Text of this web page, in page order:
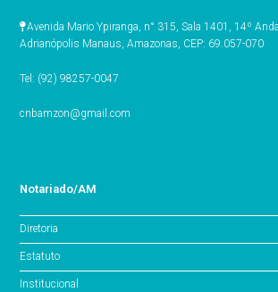
Avenida Mario Ypiranga, n° 315, Sala 1401, 14º
Adrianópolis Manaus, Amazonas, CEP: 69.057-070
Tel: (92) 98257-0047
cnbamzon@gmail.com
Notariado/AM
Diretoria
Estatuto
Institucional